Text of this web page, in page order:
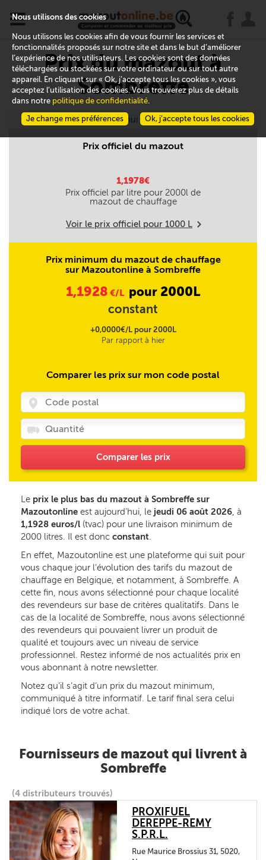
x
Prix du mazout à
Sombreffe
Aujourd'hui le 06/08
Prix officiel du mazout
1,1978€
Prix officiel par litre pour 2000l de
mazout de chauffage
Voir le prix officiel pour 1000 L m
Prix minimum du mazout de chauffage
sur Mazoutonline à Sombreffe
1,1928 €/L pour 2000L
constant
+0,0000€/L pour 2000L
Par rapport à hier
Comparer les prix sur mon code postal
Comparer les prix
Le prix le plus bas du mazout à Sombreffe sur
Mazoutonline est aujourd’hui, le jeudi 06 août 2026, à
1,1928 euros/l (tvac) pour une livraison minimum de
2000 litres. Il est donc constant.
En effet, Mazoutonline est une plateforme qui suit pour
vous chaque jour l’évolution des tarifs du mazout de
chauffage en Belgique, et notamment, à Sombreffe. A
cette fin, nous avons sélectionné pour chaque localité
des revendeurs sur base de critères qualitatifs. Dans le
cas de la localité de Sombreffe, nous avons sélectionné
des revendeurs qui pouvaient livrer un produit de
qualité et toujours avec un niveau de service
professionnel. Restez informé de nos actualités prix en
vous abonnant à notre newsletter.
Notez qu’il s’agit d’un prix du mazout minimum,
communiqué à titre informatif. Le tarif final sera celui
indiqué lors de votre achat.
Fournisseurs de mazout qui livrent à
Sombreffe
(4 distributeurs trouvés)
PROXIFUEL
DEREPPE-REMY
S.P.R.L.
Rue Maurice Brossius 31, 5020,
Nous utilisons des cookies
Nous utilisons les cookies afin de vous fournir les services et
fonctionnalités proposés sur notre site et dans le but d’améliorer
l’expérience de nos utilisateurs. Les cookies sont des données
téléchargées ou stockées sur votre ordinateur ou sur tout autre
appareil. En cliquant sur « Ok, j’accepte tous les cookies », vous
acceptez l’utilisation des cookies. Vous trouverez plus de détails
dans notre politique de confidentialité.
Ok, j’accepte tous les cookies
Je change mes préférences